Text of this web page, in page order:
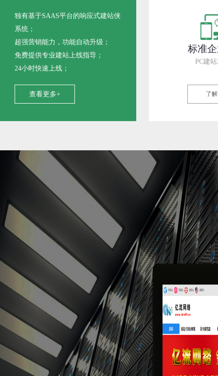
独有基于SAAS平台的响应式建站侠
系统；
超强营销能力，功能自动升级；
免费提供专业建站上线指导；
24小时快速上线；
查看更多+
标准
PC建
了